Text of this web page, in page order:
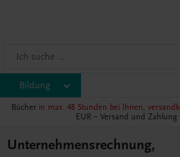
Bildung
Bücher in max. 48 Stunden bei Ihnen,
EUR – Versand und Zahlung
Unternehmensrechnung,